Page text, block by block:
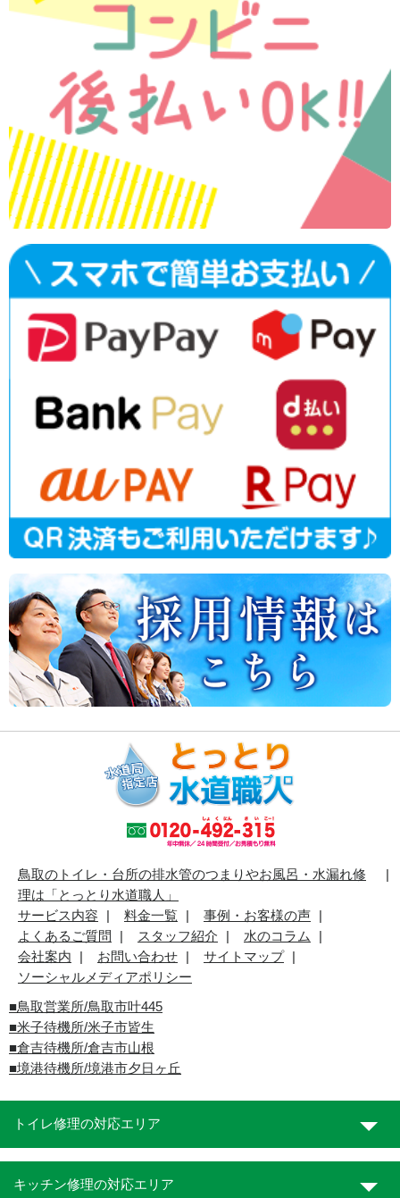
鳥取のトイレ・台所の排水管のつまりやお風呂・水漏れ修
理は「とっとり水道職人」
サービス内容
料金一覧
事例・お客様の声
よくあるご質問
スタッフ紹介
水のコラム
会社案内
お問い合わせ
サイトマップ
ソーシャルメディアポリシー
■鳥取営業所/鳥取市叶445
■米子待機所/米子市皆生
■倉吉待機所/倉吉市山根
■境港待機所/境港市夕日ヶ丘
トイレ修理の対応エリア
キッチン修理の対応エリア